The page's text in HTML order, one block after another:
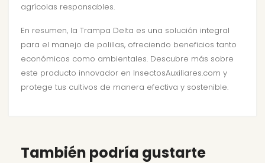
agrícolas responsables.
En resumen, la Trampa Delta es una solución integral
para el manejo de polillas, ofreciendo beneficios tanto
económicos como ambientales. Descubre más sobre
este producto innovador en InsectosAuxiliares.com y
protege tus cultivos de manera efectiva y sostenible.
También podría gustarte